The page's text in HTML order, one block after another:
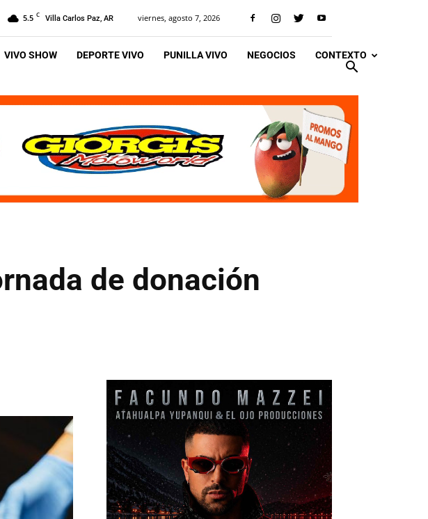
5.5 C Villa Carlos Paz, AR viernes, agosto 7, 2026
VIVO SHOW DEPORTE VIVO PUNILLA VIVO NEGOCIOS CONTEXTO
de donación